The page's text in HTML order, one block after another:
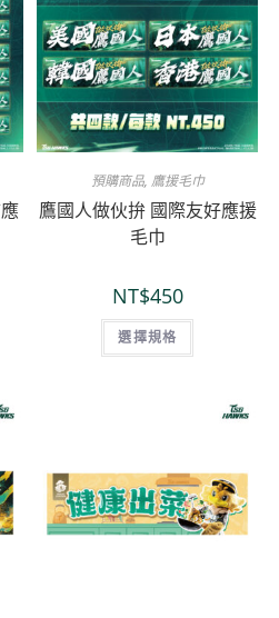
預購商品, 鷹援毛巾
鷹國人做伙拚 國際友好應援
毛巾
NT$450
選擇規格